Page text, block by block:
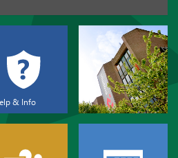
& Info